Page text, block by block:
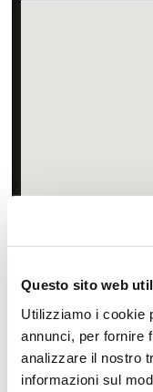
Questo sito web
Utilizziamo i cookie
annunci, per fornire
analizzare il nostro
informazioni sul
richiesta
Scopri i prezzi »